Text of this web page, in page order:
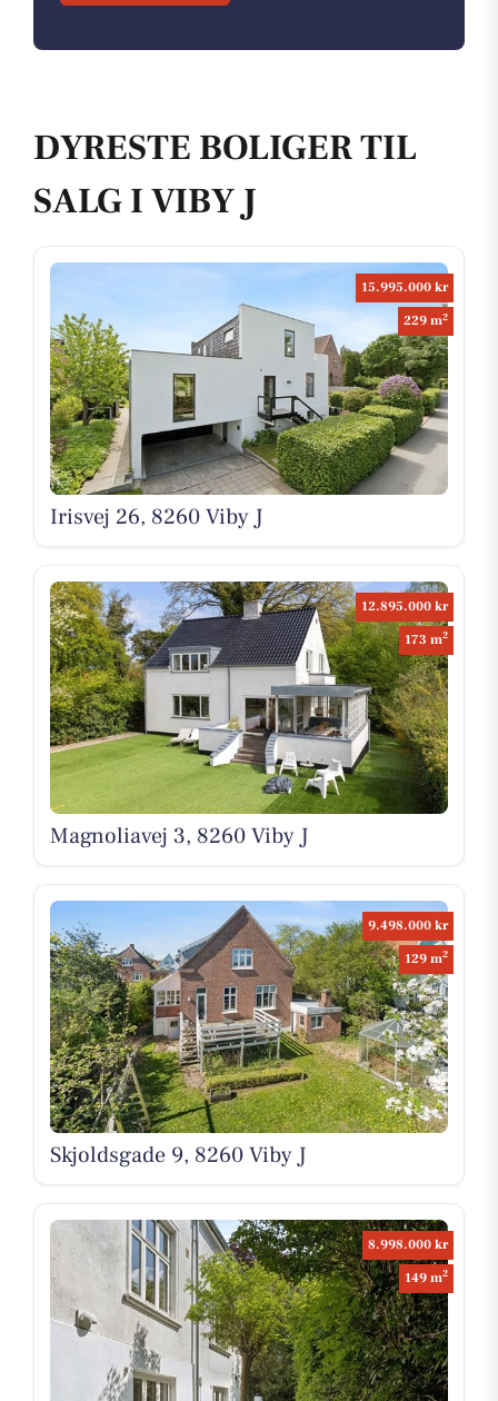
DYRESTE BOLIGER TIL
SALG I VIBY J
15.995.000 kr
229 m2
Irisvej 26, 8260 Viby J
12.895.000 kr
173 m2
Magnoliavej 3, 8260 Viby J
9.498.000 kr
129 m2
Skjoldsgade 9, 8260 Viby J
8.998.000 kr
149 m2